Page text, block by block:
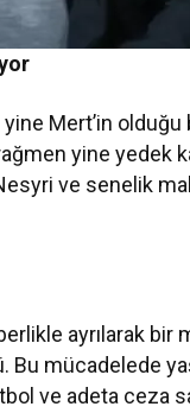
Mert’in
yine yedek
ve senelik
ayrılarak bir
Bu mücadelede
ve adeta ceza